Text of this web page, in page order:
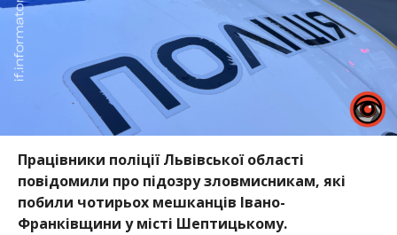
Працівники поліції Львівської області
повідомили про підозру зловмисникам, які
побили чотирьох мешканців Івано-
Франківщини у місті Шептицькому.